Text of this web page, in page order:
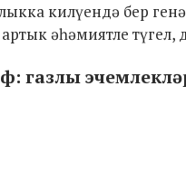
килүендә бер
әһәмиятле
газлы